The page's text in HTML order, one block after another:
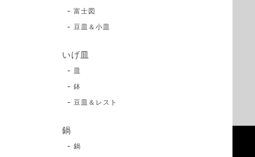
富士図
豆皿＆小皿
いげ皿
皿
鉢
豆皿＆レスト
鍋
鍋